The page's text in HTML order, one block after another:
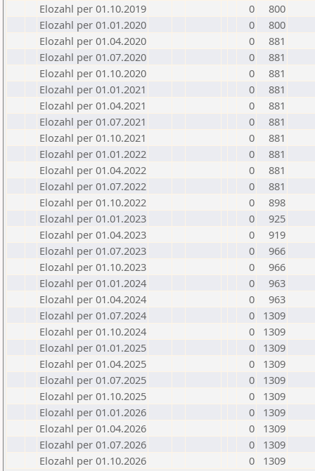
Elozahl per 01.10.2019
0
800
Elozahl per 01.01.2020
0
800
Elozahl per 01.04.2020
0
881
Elozahl per 01.07.2020
0
881
Elozahl per 01.10.2020
0
881
Elozahl per 01.01.2021
0
881
Elozahl per 01.04.2021
0
881
Elozahl per 01.07.2021
0
881
Elozahl per 01.10.2021
0
881
Elozahl per 01.01.2022
0
881
Elozahl per 01.04.2022
0
881
Elozahl per 01.07.2022
0
881
Elozahl per 01.10.2022
0
898
Elozahl per 01.01.2023
0
925
Elozahl per 01.04.2023
0
919
Elozahl per 01.07.2023
0
966
Elozahl per 01.10.2023
0
966
Elozahl per 01.01.2024
0
963
Elozahl per 01.04.2024
0
963
Elozahl per 01.07.2024
0
1309
Elozahl per 01.10.2024
0
1309
Elozahl per 01.01.2025
0
1309
Elozahl per 01.04.2025
0
1309
Elozahl per 01.07.2025
0
1309
Elozahl per 01.10.2025
0
1309
Elozahl per 01.01.2026
0
1309
Elozahl per 01.04.2026
0
1309
Elozahl per 01.07.2026
0
1309
Elozahl per 01.10.2026
0 1309